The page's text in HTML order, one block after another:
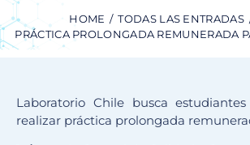
HOME TODAS LAS ENTRADAS
PRÁCTICA PROLONGADA REMUNERADA
Laboratorio Chile busca
realizar práctica prolongada